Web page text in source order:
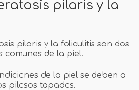
pilaris y la
pilaris y la foliculitis son dos
comunes de la piel.
de la piel se deben a
pilosos tapados.